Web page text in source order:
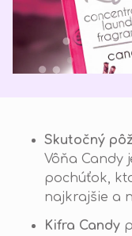
Skutočný
Vôňa Candy
pochúťok,
najkrajšie a
Kifra Candy